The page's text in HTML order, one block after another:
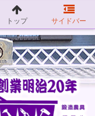
トップ サイドバー